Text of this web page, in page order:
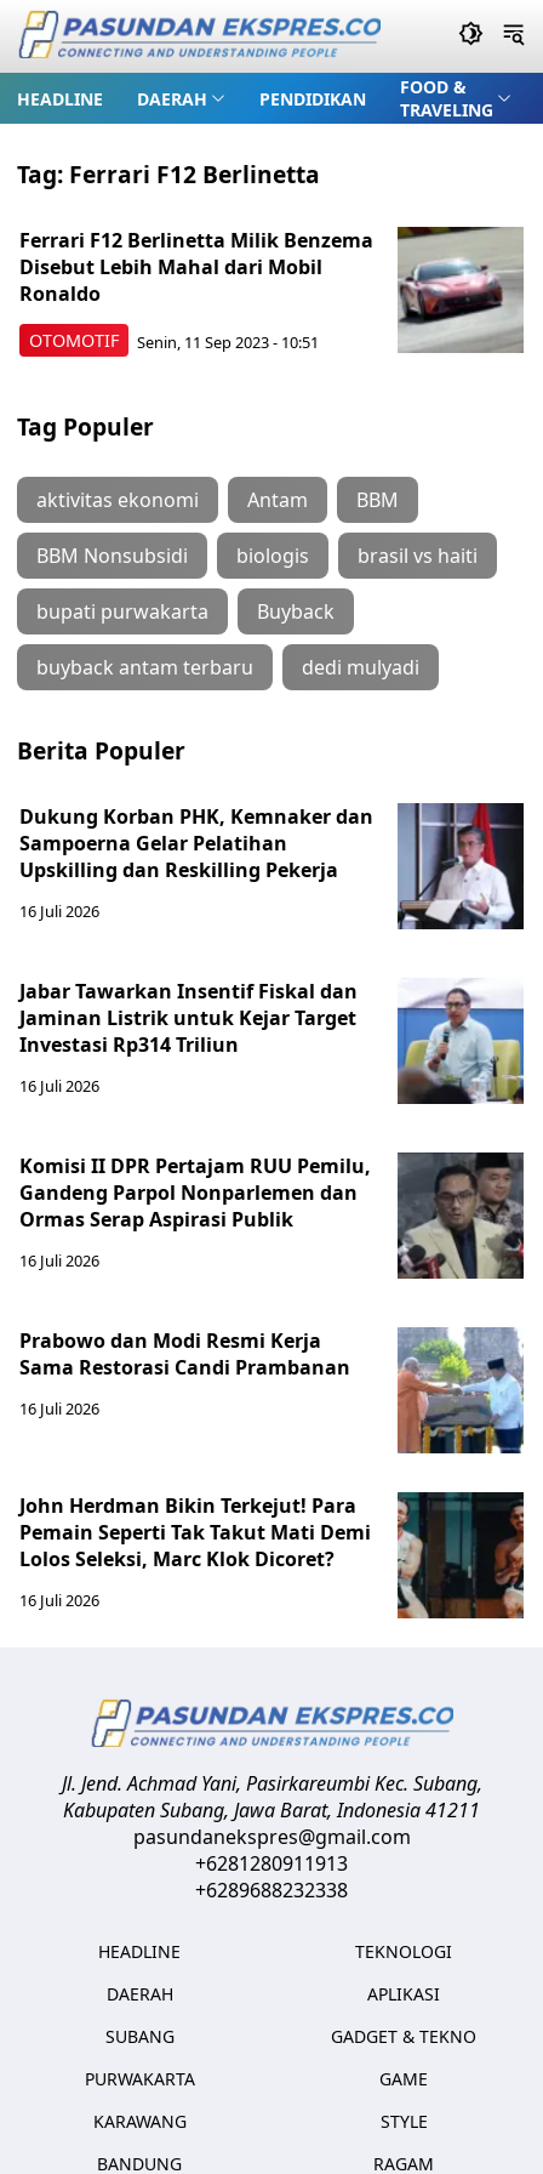
HEADLINE DAERAH PENDIDIKAN
FOOD &
TRAVELING
Tag: Ferrari F12 Berlinetta
OTOMOTIF
Ferrari F12 Berlinetta Milik Benzema
Disebut Lebih Mahal dari Mobil
Ronaldo
Senin, 11 Sep 2023 - 10:51
Tag Populer
aktivitas ekonomi Antam BBM
BBM Nonsubsidi biologis brasil vs haiti
bupati purwakarta Buyback
buyback antam terbaru dedi mulyadi
Berita Populer
Dukung Korban PHK, Kemnaker dan
Sampoerna Gelar Pelatihan
Upskilling dan Reskilling Pekerja
16 Juli 2026
Jabar Tawarkan Insentif Fiskal dan
Jaminan Listrik untuk Kejar Target
Investasi Rp314 Triliun
16 Juli 2026
Komisi II DPR Pertajam RUU Pemilu,
Gandeng Parpol Nonparlemen dan
Ormas Serap Aspirasi Publik
16 Juli 2026
Prabowo dan Modi Resmi Kerja
Sama Restorasi Candi Prambanan
16 Juli 2026
John Herdman Bikin Terkejut! Para
Pemain Seperti Tak Takut Mati Demi
Lolos Seleksi, Marc Klok Dicoret?
16 Juli 2026
Jl. Jend. Achmad Yani, Pasirkareumbi Kec. Subang,
Kabupaten Subang, Jawa Barat,Indonesia41211
pasundanekspres@gmail.com
+6281280911913
+6289688232338
HEADLINE
DAERAH
SUBANG
PURWAKARTA
KARAWANG
BANDUNG
TEKNOLOGI
APLIKASI
GADGET & TEKNO
GAME
STYLE
RAGAM